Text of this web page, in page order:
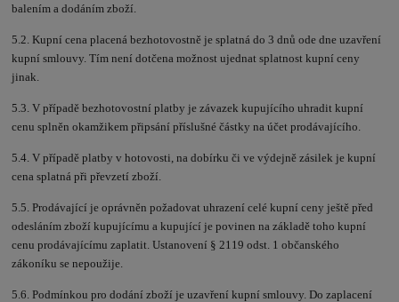
balením a dodáním zboží.
5.2. Kupní cena placená bezhotovostně je splatná do 3 dnů ode dne uzavření
kupní smlouvy. Tím není dotčena možnost ujednat splatnost kupní ceny
jinak.
5.3. V případě bezhotovostní platby je závazek kupujícího uhradit kupní
cenu splněn okamžikem připsání příslušné částky na účet prodávajícího.
5.4. V případě platby v hotovosti, na dobírku či ve výdejně zásilek je kupní
cena splatná při převzetí zboží.
5.5. Prodávající je oprávněn požadovat uhrazení celé kupní ceny ještě před
odesláním zboží kupujícímu a kupující je povinen na základě toho kupní
cenu prodávajícímu zaplatit. Ustanovení § 2119 odst. 1 občanského
zákoníku se nepoužije.
5.6. Podmínkou pro dodání zboží je uzavření kupní smlouvy. Do zaplacení